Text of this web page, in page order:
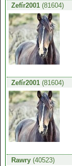
Zefír2001(81604)
Zefír2001(81604)
Rawry(40523)